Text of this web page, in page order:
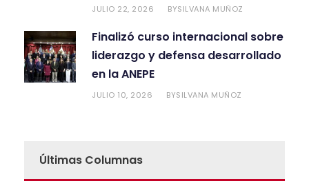
JULIO 22, 2026 BYSILVANA MUÑOZ
Finalizó curso internacional sobre
liderazgo y defensa desarrollado
en la ANEPE
JULIO 10, 2026 BYSILVANA MUÑOZ
Últimas Columnas